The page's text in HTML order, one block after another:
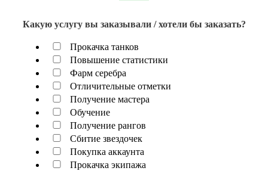
Какую услугу вы заказывали / хотели бы заказать?
Прокачка танков
Повышение статистики
Фарм серебра
Отличительные отметки
Получение мастера
Обучение
Получение рангов
Сбитие звездочек
Покупка аккаунта
Прокачка экипажа